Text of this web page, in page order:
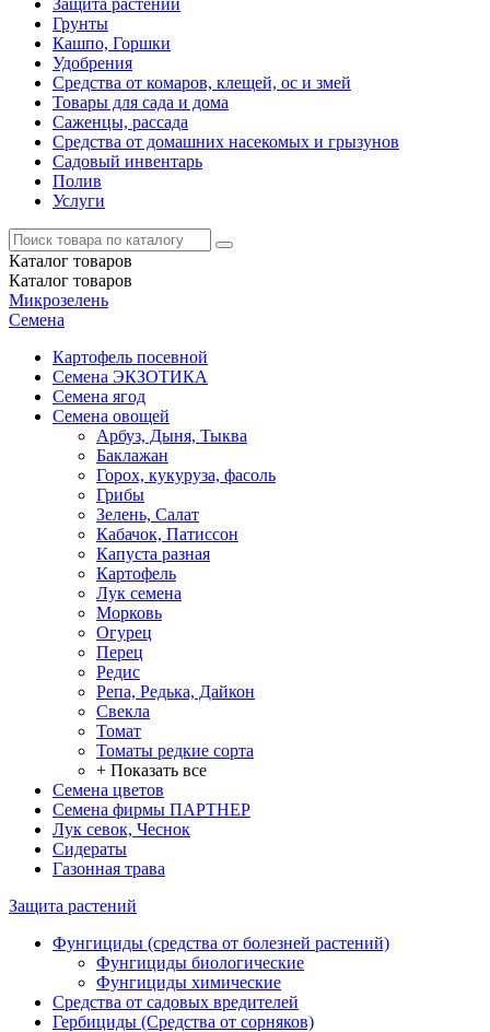
Грунты
Кашпо, Горшки
Удобрения
Средства от комаров, клещей, ос и змей
Товары для сада и дома
Саженцы, рассада
Средства от домашних насекомых и грызунов
Садовый инвентарь
Полив
Услуги
Каталог товаров
Каталог товаров
Микрозелень
Семена
Картофель посевной
Семена ЭКЗОТИКА
Семена ягод
Семена овощей
Арбуз, Дыня, Тыква
Баклажан
Горох, кукуруза, фасоль
Грибы
Зелень, Салат
Кабачок, Патиссон
Капуста разная
Картофель
Лук семена
Морковь
Огурец
Перец
Редис
Репа, Редька, Дайкон
Свекла
Томат
Томаты редкие сорта
+ Показать все
Семена цветов
Семена фирмы ПАРТНЕР
Лук севок, Чеснок
Сидераты
Газонная трава
Защита растений
Фунгициды (средства от болезней растений)
Фунгициды биологические
Фунгициды химические
Средства от садовых вредителей
Гербициды (Средства от сорняков)